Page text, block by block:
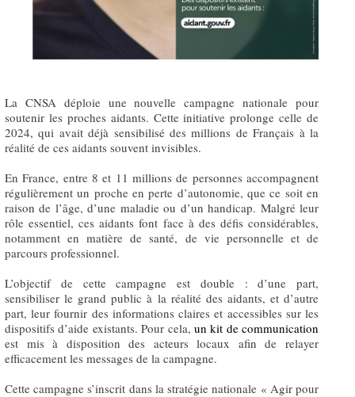
La CNSA déploie une nouvelle campagne nationale pour
soutenir les proches aidants. Cette initiative prolonge celle de
2024, qui avait déjà sensibilisé des millions de Français à la
réalité de ces aidants souvent invisibles.
En France, entre 8 et 11 millions de personnes accompagnent
régulièrement un proche en perte d’autonomie, que ce soit en
raison de l’âge, d’une maladie ou d’un handicap. Malgré leur
rôle essentiel, ces aidants font face à des défis considérables,
notamment en matière de santé, de vie personnelle et de
parcours professionnel.
L’objectif de cette campagne est double : d’une part,
sensibiliser le grand public à la réalité des aidants, et d’autre
part, leur fournir des informations claires et accessibles sur les
dispositifs d’aide existants. Pour cela, un kit de communication
est mis à disposition des acteurs locaux afin de relayer
efficacement les messages de la campagne.
Cette campagne s’inscrit dans la stratégie nationale « Agir pour